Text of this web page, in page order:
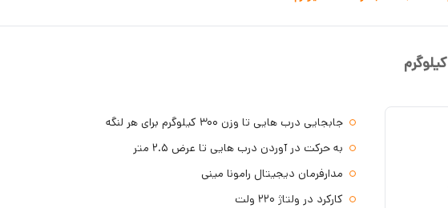
جابجایی درب هایی تا وزن 300 کیلوگرم برای هر لنگه
به حرکت در آوردن درب هایی تا عرض 2.5 متر
مدارفرمان دیجیتال رامونا مینی
کارکرد در ولتاژ 220 ولت